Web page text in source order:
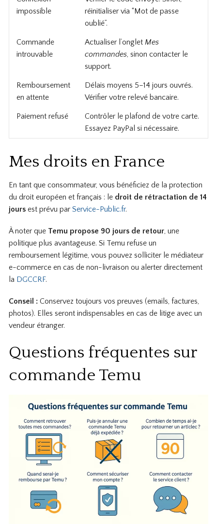
impossible
réinitialiser via “Mot de passe
oublié”.
Commande
introuvable
Actualiser l’onglet Mes
commandes, sinon contacter le
support.
Remboursement
en attente
Délais moyens 5–14 jours ouvrés.
Vérifier votre relevé bancaire.
Paiement refusé
Contrôler le plafond de votre carte.
Essayez PayPal si nécessaire.
Mes droits en France
En tant que consommateur, vous bénéficiez de la protection
du droit européen et français : le droit de rétractation de 14
joursest prévu par Service-Public.fr.
À noter que Temu propose 90 jours de retour, une
politique plus avantageuse. Si Temu refuse un
remboursement légitime, vous pouvez solliciter le médiateur
e-commerce en cas de non-livraison ou alerter directement
la DGCCRF.
Conseil :Conservez toujours vos preuves (emails, factures,
photos). Elles seront indispensables en cas de litige avec un
vendeur étranger.
Questions fréquentes sur
commande Temu